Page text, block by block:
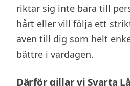
riktar sig inte bara till
hårt eller vill följa ett
även till dig som helt
bättre i vardagen.
Därför gillar vi Svarta